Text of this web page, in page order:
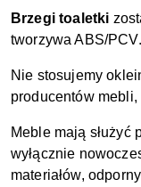
Brzegi toaletki
tworzywa ABS/PCV.
Nie stosujemy
producentów
Meble mają służyć
wyłącznie
materiałów,